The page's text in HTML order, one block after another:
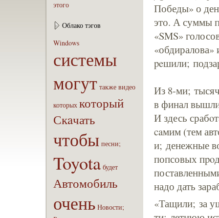
этого
Облако тэгов
Windows
системы
могут также видео
которых который
Скaчать
чтобы песни;
Toyota будет
Автомобиль
очень Новости;
Победы» о
это. А суммы
«SMS»
«обдиралова»
peшили;
Из 8-ми;
в финал
И здесь
caмим (тем
и; денежные
попсовых
надо дать
«Тащили; за